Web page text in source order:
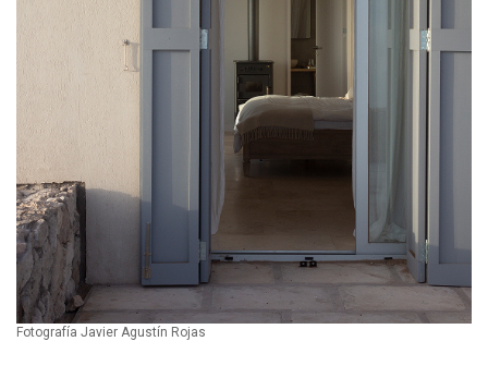
Fotografía Javier Agustín Rojas